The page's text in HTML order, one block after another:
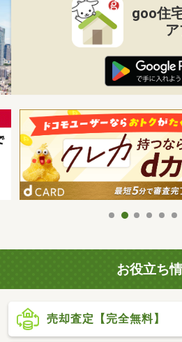
goo住
お役立ち
売却査定【完全無料】